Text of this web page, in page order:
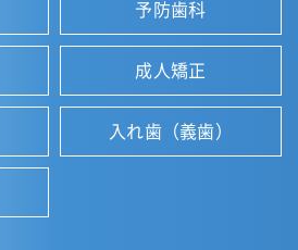
予防歯科
成人矯正
入れ歯（義歯）